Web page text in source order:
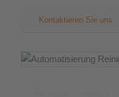
Kontaktieren Sie uns